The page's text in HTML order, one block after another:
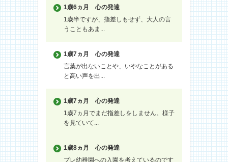
1歳6ヵ月
心の発達
1歳半ですが、指差しもせず、大人の言
うこともあま...
1歳7ヵ月
心の発達
言葉が出ないことや、いやなことがある
と高い声を出...
1歳7ヵ月
心の発達
1歳7ヵ月でまだ指差しをしません。様子
を見ていて...
1歳8ヵ月
心の発達
プレ幼稚園への入園を考えているのです